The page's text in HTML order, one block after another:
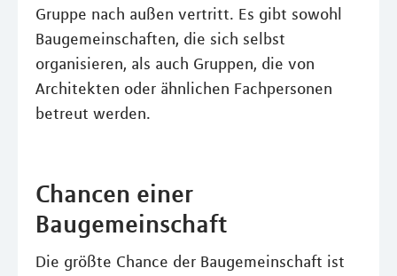
Gruppe nach außen vertritt. Es gibt sowohl
Baugemeinschaften, die sich selbst
organisieren, als auch Gruppen, die von
Architekten oder ähnlichen Fachpersonen
betreut werden.
Chancen einer
Baugemeinschaft
Die größte Chance der Baugemeinschaft ist